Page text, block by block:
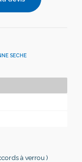
SECHE
à verrou )